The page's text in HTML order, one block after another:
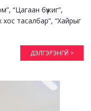
“Цагаан бүжиг”,
хос тасалбар”, “Хайрыг
ДЭЛГЭРЭНГҮЙ >